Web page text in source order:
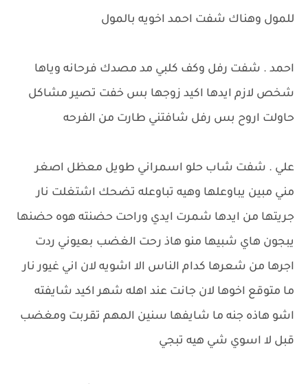
للمول وهناك شفت احمد اخويه بالمول
احمد . شفت رفل وكف كلبي مد مصدك فرحانه وياها
شخص لازم ايدها اكيد زوجها بس خفت تصير مشاكل
حاولت اروح بس رفل شافتني طارت من الفرحه
علي . شفت شاب حلو اسمراني طويل معظل اصغر
مني مبين يباوعلها وهيه تباوعله تضحك اشتغلت نار
جريتها من ايدها شمرت ايدي وراحت حضنته هوه حضنها
يبجون هاي شبيها منو هاذ رحت الغضب بعيوني ردت
اجرها من شعرها كدام الناس الا اشويه لان اني غيور نار
ما متوقع اخوها لان جانت عند اهله شهر اكيد شايفته
اشو هاذه جنه ما شايفها سنين المهم تقربت ومغضب
قبل لا اسوي شي هيه تبجي